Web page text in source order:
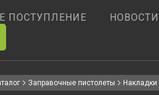
ПОСТУПЛЕНИЕ НОВОСТИ
Заправочные пистолеты Накладки